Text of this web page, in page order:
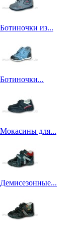
Ботиночки из...
Ботиночки...
Мокасины для...
Демисезонные...